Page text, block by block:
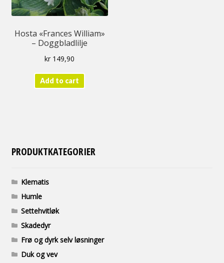
Hosta «Frances William»
– Doggbladlilje
kr 149,90
Add to cart
PRODUKTKATEGORIER
Klematis
Humle
Settehvitløk
Skadedyr
Frø og dyrk selv løsninger
Duk og vev